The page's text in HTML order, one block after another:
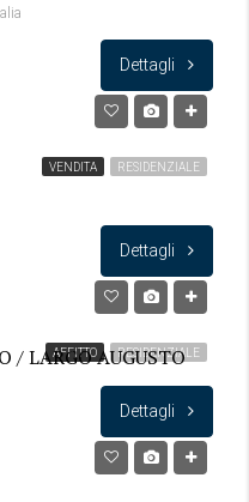
Dettagli
VENDITA RESIDENZIALE
Dettagli
AFFITTO RESIDENZIALE
/ LARGO AUGUSTO
Dettagli